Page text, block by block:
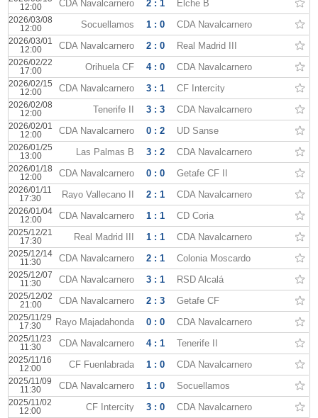
12:00
CDA Navalcarnero 2 : 1 Elche B
2026/03/08
12:00
Socuellamos 1 : 0 CDA Navalcarnero
2026/03/01
12:00
CDA Navalcarnero 2 : 0 Real Madrid III
2026/02/22
17:00
Orihuela CF 4 : 0 CDA Navalcarnero
2026/02/15
12:00
CDA Navalcarnero 3 : 1 CF Intercity
2026/02/08
12:00
Tenerife II 3 : 3 CDA Navalcarnero
2026/02/01
12:00
CDA Navalcarnero 0 : 2 UD Sanse
2026/01/25
13:00
Las Palmas B 3 : 2 CDA Navalcarnero
2026/01/18
12:00
CDA Navalcarnero 0 : 0 Getafe CF II
2026/01/11
17:30
Rayo Vallecano II 2 : 1 CDA Navalcarnero
2026/01/04
12:00
CDA Navalcarnero 1 : 1 CD Coria
2025/12/21
17:30
Real Madrid III 1 : 1 CDA Navalcarnero
2025/12/14
11:30
CDA Navalcarnero 2 : 1 Colonia Moscardo
2025/12/07
11:30
CDA Navalcarnero 3 : 1 RSD Alcalá
2025/12/02
21:00
CDA Navalcarnero 2 : 3 Getafe CF
2025/11/29
17:30
Rayo Majadahonda 0 : 0 CDA Navalcarnero
2025/11/23
11:30
CDA Navalcarnero 4 : 1 Tenerife II
2025/11/16
12:00
CF Fuenlabrada 1 : 0 CDA Navalcarnero
2025/11/09
11:30
CDA Navalcarnero 1 : 0 Socuellamos
2025/11/02
12:00
CF Intercity 3 : 0 CDA Navalcarnero